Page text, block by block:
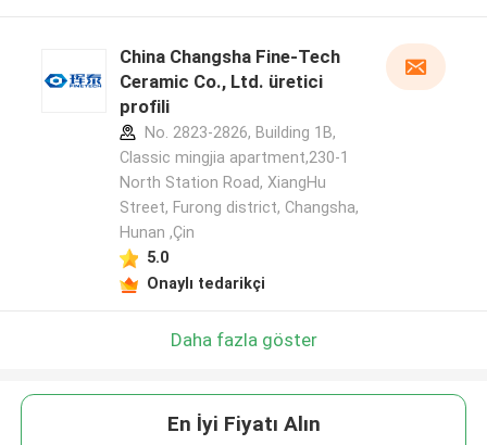
Mesaj bırakın
China Changsha Fine-Tech
Ceramic Co., Ltd. üretici
profili
No. 2823-2826, Building 1B,
Classic mingjia apartment,230-1
North Station Road, XiangHu
Street, Furong district, Changsha,
Hunan ,Çin
5.0
Onaylı tedarikçi
Daha fazla göster
En İyi Fiyatı Alın